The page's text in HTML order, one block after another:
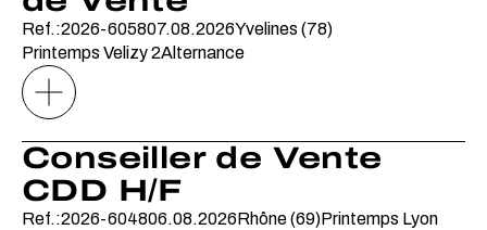
Ref.:2026-605807.08.2026Yvelines (78)
Printemps Velizy 2Alternance
Conseiller de Vente
CDD H/F
Ref.:2026-604806.08.2026Rhône (69)Printemps Lyon